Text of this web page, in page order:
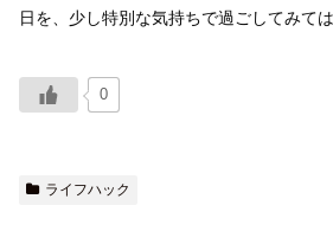
日を、少し特別な気持ちで過ごしてみて
0
ライフハック